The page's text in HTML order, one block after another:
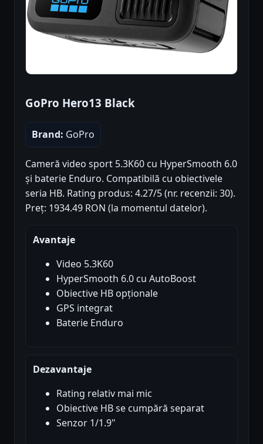
GoPro Hero13 Black
Brand: GoPro
Cameră video sport 5.3K60 cu HyperSmooth 6.0
și baterie Enduro. Compatibilă cu obiectivele
seria HB. Rating produs: 4.27/5 (nr. recenzii: 30).
Preț: 1934.49 RON (la momentul datelor).
Avantaje
Video 5.3K60
HyperSmooth 6.0 cu AutoBoost
Obiective HB opționale
GPS integrat
Baterie Enduro
Dezavantaje
Rating relativ mai mic
Obiective HB se cumpără separat
Senzor 1/1.9"